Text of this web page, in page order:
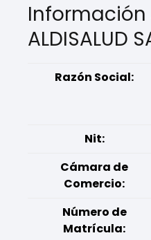
Información
ALDISALUD
Razón Social:
Nit:
Cámara de
Comercio:
Número de
Matrícula: